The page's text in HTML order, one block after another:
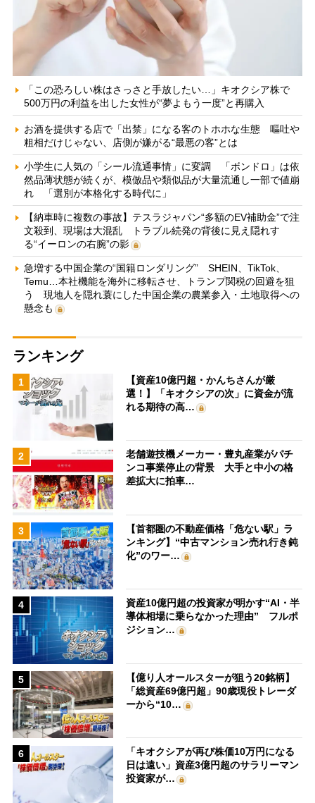
「この恐ろしい株はさっさと手放したい…」キオクシア株で
500万円の利益を出した女性が“夢よもう一度”と再購入
お酒を提供する店で「出禁」になる客のトホホな生態 嘔吐や
粗相だけじゃない、店側が嫌がる“最悪の客”とは
小学生に人気の「シール流通事情」に変調 「ボンドロ」は依
然品薄状態が続くが、模倣品や類似品が大量流通し一部で値崩
れ 「選別が本格化する時代に」
【納車時に複数の事故】テスラジャパン“多額のEV補助金”で注
文殺到、現場は大混乱 トラブル続発の背後に見え隠れす
る“イーロンの右腕”の影
急増する中国企業の“国籍ロンダリング” SHEIN、TikTok、
Temu…本社機能を海外に移転させ、トランプ関税の回避を狙
う 現地人を隠れ蓑にした中国企業の農業参入・土地取得への
懸念も
ランキング
1
【資産10億円超・かんちさんが厳
選！】「キオクシアの次」に資金が流
れる期待の高…
2
老舗遊技機メーカー・豊丸産業がパチ
ンコ事業停止の背景 大手と中小の格
差拡大に拍車…
3
【首都圏の不動産価格「危ない駅」ラ
ンキング】“中古マンション売れ行き鈍
化”のワー…
4
資産10億円超の投資家が明かす“AI・半
導体相場に乗らなかった理由” フルポ
ジション…
5
【億り人オールスターが狙う20銘柄】
「総資産69億円超」90歳現役トレーダ
ーから“10…
6
「キオクシアが再び株価10万円になる
日は遠い」資産3億円超のサラリーマン
投資家が…